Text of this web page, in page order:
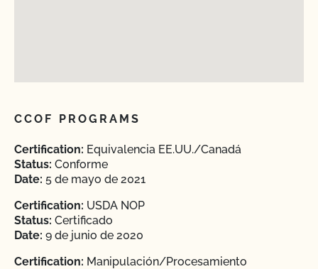
CCOF PROGRAMS
Certification: Equivalencia EE.UU./Canadá
Status: Conforme
Date: 5 de mayo de 2021
Certification: USDA NOP
Status: Certificado
Date: 9 de junio de 2020
Certification: Manipulación/Procesamiento